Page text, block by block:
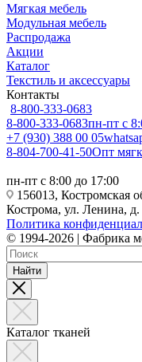
Мягкая мебель
Модульная мебель
Распродажа
Акции
Каталог
Текстиль и аксессуары
Контакты
8-800-333-0683
8-800-333-0683пн-пт с
+7 (930) 388 00 05
8-804-700-41-50Опт
пн-пт с 8:00 до 17:00
156013, Костромская
Кострома, ул. Ленина,
Политика
© 1994-2026 | Фабрика
Найти
Каталог тканей